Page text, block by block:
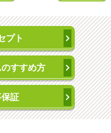
プト
すすめ方
証